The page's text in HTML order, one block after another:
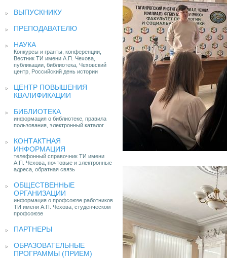
ВЫПУСКНИКУ
ПРЕПОДАВАТЕЛЮ
НАУКА
Конкурсы и гранты, конференции,
Вестник ТИ имени А.П. Чехова,
публикации, библиотека, Чеховский
центр, Российский день истории
ЦЕНТР ПОВЫШЕНИЯ
КВАЛИФИКАЦИИ
БИБЛИОТЕКА
информация о библиотеке, правила
пользования, электронный каталог
КОНТАКТНАЯ
ИНФОРМАЦИЯ
телефонный справочник ТИ имени
А.П. Чехова, почтовые и электронные
адреса, обратная связь
ОБЩЕСТВЕННЫЕ
ОРГАНИЗАЦИИ
информация о профсоюзе работников
ТИ имени А.П. Чехова, студенческом
профсоюзе
ПАРТНЕРЫ
ОБРАЗОВАТЕЛЬНЫЕ
ПРОГРАММЫ (ПРИЕМ)